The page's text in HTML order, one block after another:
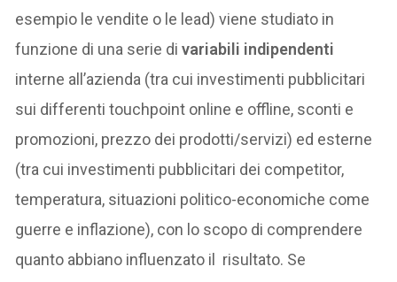
esempio le vendite o le lead) viene studiato in
funzione di una serie divariabili indipendenti
interne all’azienda (tra cui investimenti pubblicitari
sui differenti touchpoint online e offline, sconti e
promozioni, prezzo dei prodotti/servizi) ed esterne
(tra cui investimenti pubblicitari dei competitor,
temperatura, situazioni politico-economiche come
guerre e inflazione), con lo scopo di comprendere
quanto abbiano influenzato il risultato. Se